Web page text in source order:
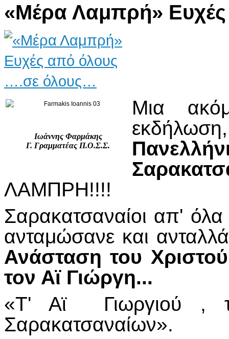
«Μέρα Λαμπρή»
Ιωάννης Φαρμάκης
Γ. Γραμματέας Π.Ο.Σ.Σ.
Μια
ΛΑΜΠΡΗ!!!!
Σαρακατσαναίοι απ'
ανταμώσανε και
Ανάσταση του
τον Αϊ Γιώργη...
«Τ' Αϊ Γιωργιού ,
Σαρακατσαναίων».